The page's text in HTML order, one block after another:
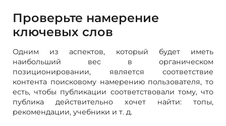
Проверьте намерение
ключевых слов
Одним из аспектов, который будет иметь
наибольший вес в органическом
позиционировании, является соответствие
контента поисковому намерению пользователя, то
есть, чтобы публикации соответствовали тому, что
публика действительно хочет найти: топы,
рекомендации, учебники и т. д.